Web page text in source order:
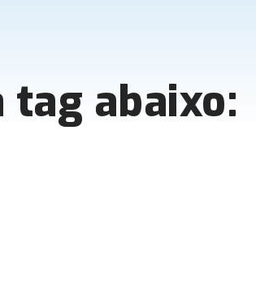
abaixo: